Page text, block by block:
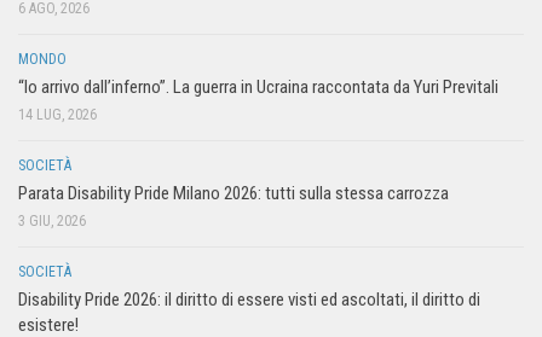
6 AGO, 2026
MONDO
“Io arrivo dall’inferno”. La guerra in Ucraina raccontata da Yuri Previtali
14 LUG, 2026
SOCIETÀ
Parata Disability Pride Milano 2026: tutti sulla stessa carrozza
3 GIU, 2026
SOCIETÀ
Disability Pride 2026: il diritto di essere visti ed ascoltati, il diritto di
esistere!